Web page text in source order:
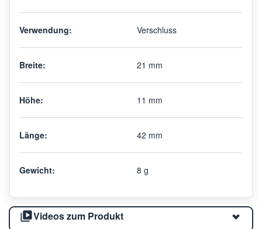
Verwendung: Verschluss
Breite: 21 mm
Höhe: 11 mm
Länge: 42 mm
Gewicht: 8 g
Videos zum Produkt